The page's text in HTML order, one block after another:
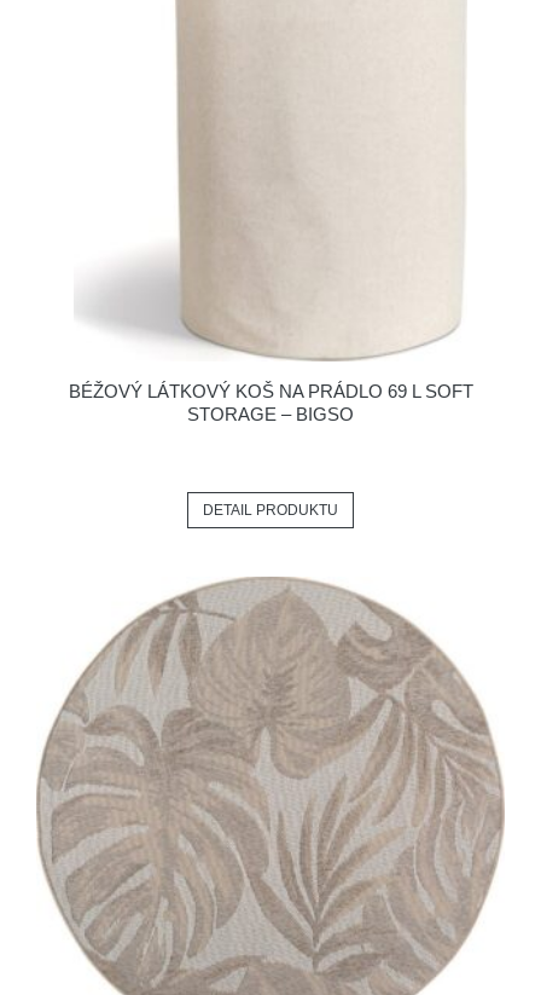
BÉŽOVÝ LÁTKOVÝ KOŠ NA PRÁDLO 69 L SOFT
STORAGE – BIGSO
DETAIL PRODUKTU